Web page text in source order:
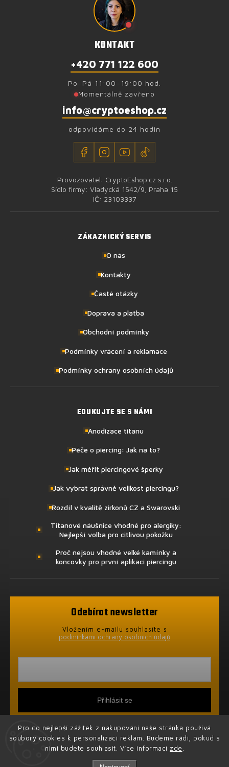
Pro co nejlepší zážitek z nakupování naše stránka používá
soubory cookies k personalizaci reklam. Budeme rádi, pokud s
nimi budete souhlasit. Více informací zde
KONTAKT
+420 771 122 600
Po–Pá 11:00–19:00 hod.
Momentálně zavřeno
info@cryptoeshop.cz
odpovídáme do 24 hodin
Provozovatel: CryptoEshop.cz s.r.o.
Sídlo firmy: Vladycká 1542/9, Praha 15
IČ: 23103337
ZÁKAZNICKÝ SERVIS
O nás
Kontakty
Časté otázky
Doprava a platba
Obchodní podmínky
Podmínky vrácení a reklamace
Podmínky ochrany osobních údajů
EDUKUJTE SE S NÁMI
Anodizace titanu
Péče o piercing: Jak na to?
Jak měřit piercingové šperky
Jak vybrat správně velikost piercingu?
Rozdíl v kvalitě zirkonů CZ a Swarovski
Titanové náušnice vhodné pro alergiky:
Nejlepší volba pro citlivou pokožku
Proč nejsou vhodné velké kamínky a
koncovky pro první aplikaci piercingu
Odebírat newsletter
Vložením e-mailu souhlasíte s
podmínkami ochrany osobních údajů
Přihlásit se